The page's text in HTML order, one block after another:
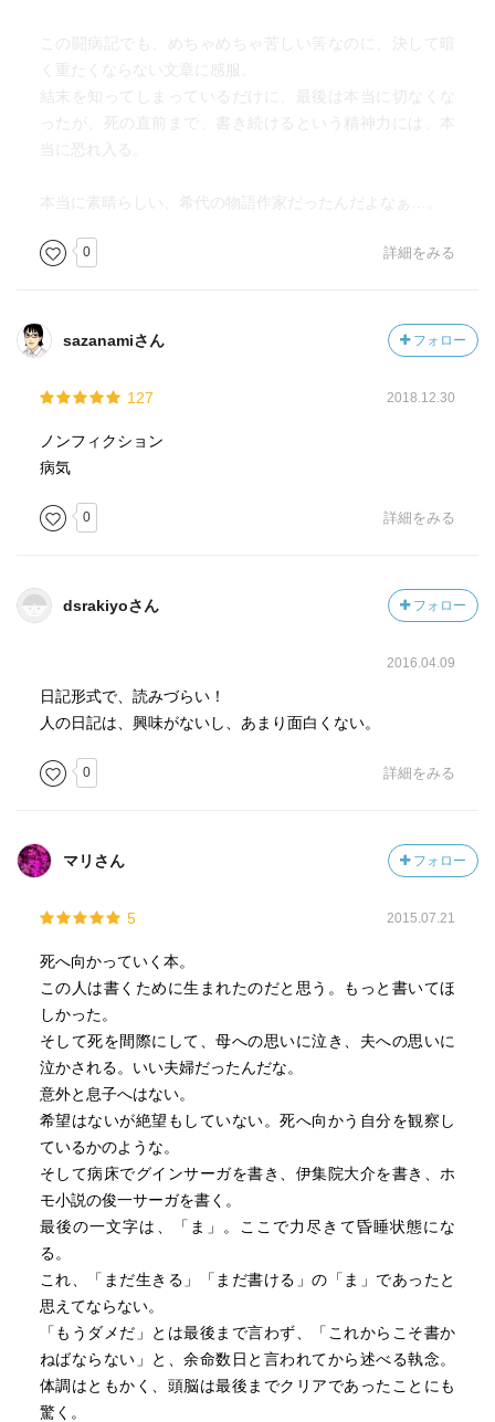
この闘病記でも、めちゃめちゃ苦しい筈なのに、決して暗
く重たくならない文章に感服。
結末を知ってしまっているだけに、最後は本当に切なくな
ったが、死の直前まで、書き続けるという精神力には、本
当に恐れ入る。
本当に素晴らしい、希代の物語作家だったんだよなぁ…。
0 詳細をみる
sazanamiさん フォロー
127 2018.12.30
ノンフィクション
病気
0 詳細をみる
dsrakiyoさん フォロー
2016.04.09
日記形式で、読みづらい！
人の日記は、興味がないし、あまり面白くない。
0 詳細をみる
マリさん フォロー
5 2015.07.21
死へ向かっていく本。
この人は書くために生まれたのだと思う。もっと書いてほ
しかった。
そして死を間際にして、母への思いに泣き、夫への思いに
泣かされる。いい夫婦だったんだな。
意外と息子へはない。
希望はないが絶望もしていない。死へ向かう自分を観察し
ているかのような。
そして病床でグインサーガを書き、伊集院大介を書き、ホ
モ小説の俊一サーガを書く。
最後の一文字は、「ま」。ここで力尽きて昏睡状態にな
る。
これ、「まだ生きる」「まだ書ける」の「ま」であったと
思えてならない。
「もうダメだ」とは最後まで言わず、「これからこそ書か
ねばならない」と、余命数日と言われてから述べる執念。
体調はともかく、頭脳は最後までクリアであったことにも
驚く。